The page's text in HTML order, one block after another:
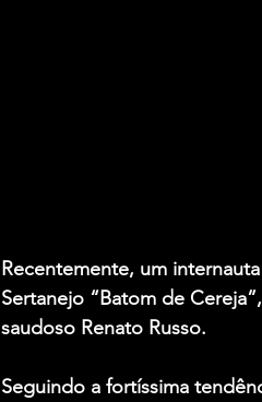
Recentemente, um
Sertanejo “Batom de
saudoso Renato Russo.
Seguindo a fortíssima